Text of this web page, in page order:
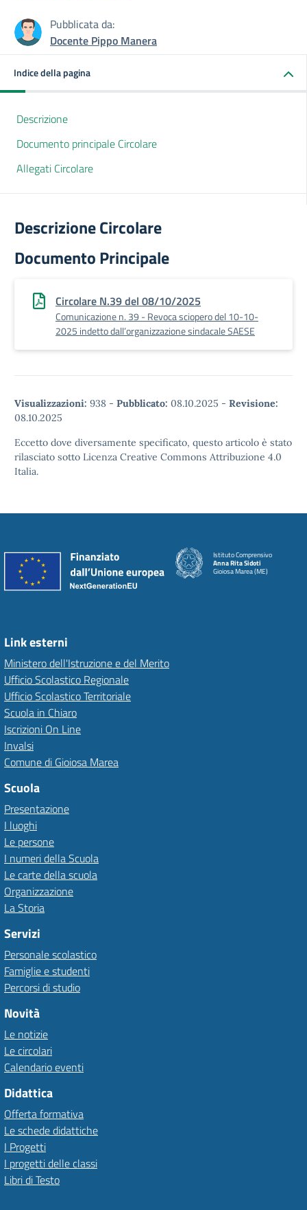
Pubblicata da:
Docente Pippo Manera
Indice della pagina
Descrizione
Documento principale Circolare
Allegati Circolare
Descrizione Circolare
Documento Principale
Circolare N.39 del 08/10/2025
Comunicazione n. 39 - Revoca sciopero del 10-10-
2025 indetto dall’organizzazione sindacale SAESE
Visualizzazioni: 938 - Pubblicato: 08.10.2025 - Revisione:
08.10.2025
Eccetto dove diversamente specificato, questo articolo è stato
rilasciato sotto Licenza Creative Commons Attribuzione 4.0
Italia.
Istituto Comprensivo
Anna Rita Sidoti
Gioiosa Marea (ME)
Link esterni
Ministero dell'Istruzione e del Merito
Ufficio Scolastico Regionale
Ufficio Scolastico Territoriale
Scuola in Chiaro
Iscrizioni On Line
Invalsi
Comune di Gioiosa Marea
Scuola
Presentazione
I luoghi
Le persone
I numeri della Scuola
Le carte della scuola
Organizzazione
La Storia
Servizi
Personale scolastico
Famiglie e studenti
Percorsi di studio
Novità
Le notizie
Le circolari
Calendario eventi
Didattica
Offerta formativa
Le schede didattiche
I Progetti
I progetti delle classi
Libri di Testo